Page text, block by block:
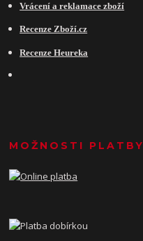
Vrácení a reklamace zboží
Recenze Zboží.cz
Recenze Heureka
MOŽNOSTI PLATBY